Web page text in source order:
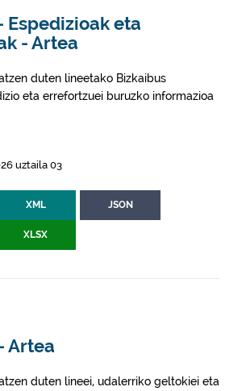
Espedizioak eta
- Artea
duten lineetako Bizkaibus
eta errefortzuei buruzko informazioa
uztaila 03
XML JSON
XLSX
Artea
duten lineei, udalerriko geltokiei eta